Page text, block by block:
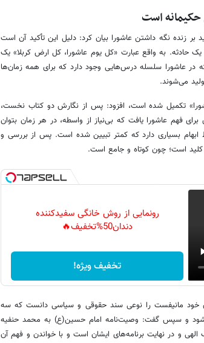
است
زنده نگه داشتن عاشورا بیان کرد: دلیل این تأکید آن است
حادثه. به ‌واقع عبارت «کل یوم عاشورا، کل ارض کربلا» یک
در عاشورا سلسله درس‌هایی وجود دارد که برای همه زمان‌ها
می‌شوند.
تکمیل شده است، افزود: پس از نگارش دو کتاب نخست،
فهم عاشورا یافت که بی‌نیاز از واسطه، در هر زمان بتوان
ابهام بسیاری دارد که کمتر تبیین شده است. پس از بررسی و
است؛ چون کوتاه و جامع است.
رونمایی از روش خانگی سفیدکننده
دندان50%تخفیف🔥
تخفیف ویژه!
خود مانیفست را نوعی سند حقوقی و سیاسی دانست که سه
و سپس گفت: وصیت‌نامه امام حسین(ع) به محمد حنفیه
و در نهایت برنامه‌های ایشان است و با خواندن و فهم آن